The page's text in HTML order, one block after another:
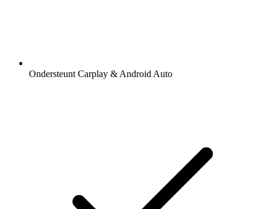
Ondersteunt Carplay & Android Auto